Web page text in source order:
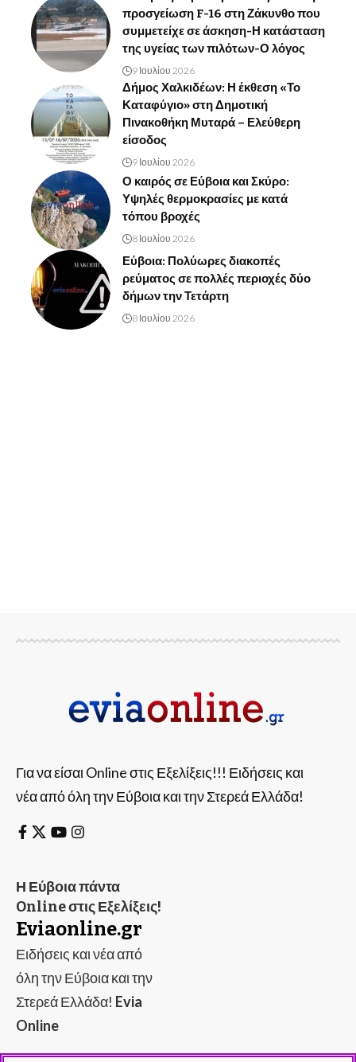
προσγείωση F-16 στη Ζάκυνθο που
συμμετείχε σε άσκηση-Η κατάσταση
της υγείας των πιλότων-Ο λόγος
9 Ιουλίου 2026
Δήμος Χαλκιδέων: Η έκθεση «Το
Καταφύγιο» στη Δημοτική
Πινακοθήκη Μυταρά – Ελεύθερη
είσοδος
9 Ιουλίου 2026
Ο καιρός σε Εύβοια και Σκύρο:
Υψηλές θερμοκρασίες με κατά
τόπου βροχές
8 Ιουλίου 2026
Εύβοια: Πολύωρες διακοπές
ρεύματος σε πολλές περιοχές δύο
δήμων την Τετάρτη
8 Ιουλίου 2026
Για να είσαι Online στις Εξελίξεις!!! Ειδήσεις και
νέα από όλη την Εύβοια και την Στερεά Ελλάδα!
Η Εύβοια πάντα
Online στις Εξελίξεις!
Eviaonline.gr
Ειδήσεις και νέα από
όλη την Εύβοια και την
Στερεά Ελλάδα! Evia
Online